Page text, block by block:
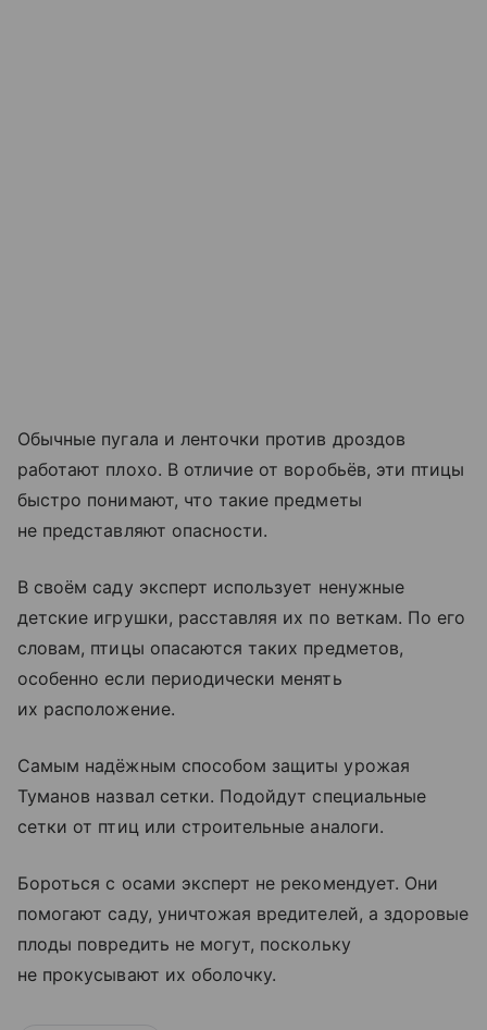
Обычные пугала и ленточки против дроздов
работают плохо. В отличие от воробьёв, эти птицы
быстро понимают, что такие предметы
не представляют опасности.
В своём саду эксперт использует ненужные
детские игрушки, расставляя их по веткам. По его
словам, птицы опасаются таких предметов,
особенно если периодически менять
их расположение.
Самым надёжным способом защиты урожая
Туманов назвал сетки. Подойдут специальные
сетки от птиц или строительные аналоги.
Бороться с осами эксперт не рекомендует. Они
помогают саду, уничтожая вредителей, а здоровые
плоды повредить не могут, поскольку
не прокусывают их оболочку.